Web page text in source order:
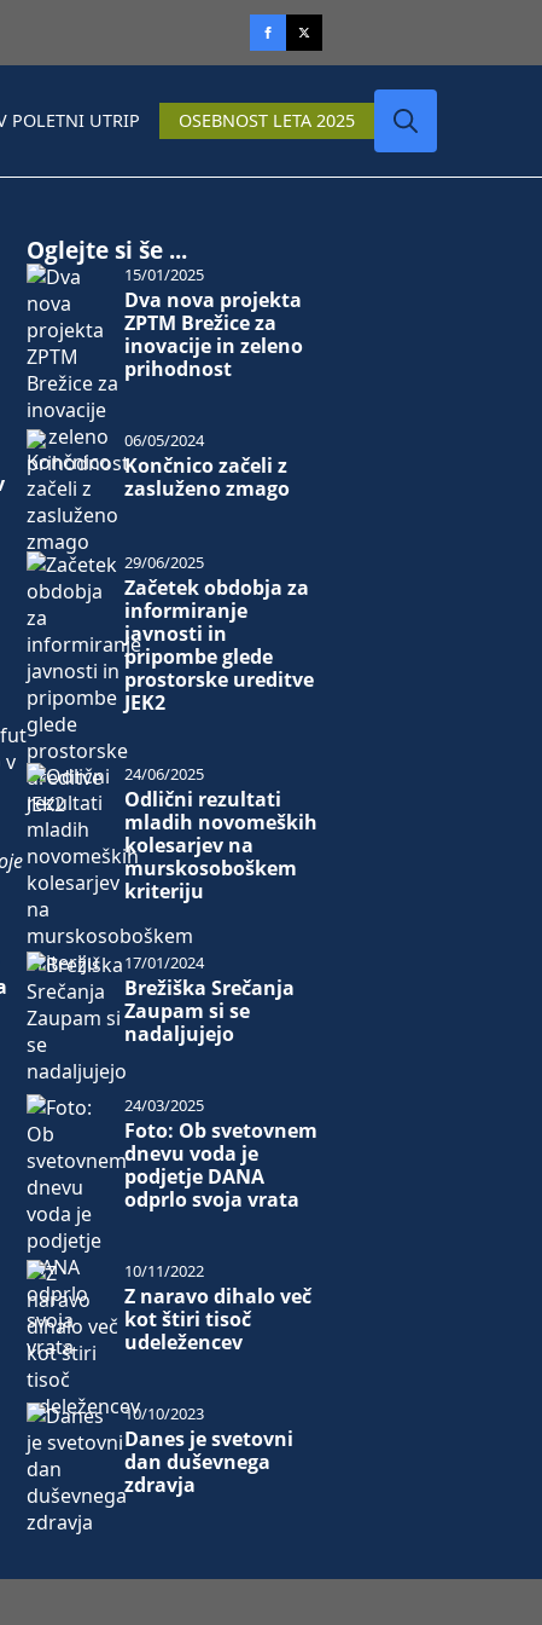
POLETNI UTRIP OSEBNOST LETA 2025
v
Oglejte si še ...
Dva nova projekta
ZPTM Brežice za
inovacije in zeleno
prihodnost
15/01/2025
Končnico začeli z
zasluženo zmago
06/05/2024
Začetek obdobja za
informiranje
javnosti in
pripombe glede
prostorske ureditve
JEK2
29/06/2025
Odlični rezultati
mladih novomeških
kolesarjev na
murskosoboškem
kriteriju
24/06/2025
Brežiška Srečanja
Zaupam si se
nadaljujejo
17/01/2024
Foto: Ob svetovnem
dnevu voda je
podjetje DANA
odprlo svoja vrata
24/03/2025
Z naravo dihalo več
kot štiri tisoč
udeležencev
10/11/2022
Danes je svetovni
dan duševnega
zdravja
10/10/2023